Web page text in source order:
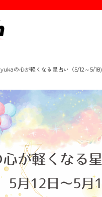
yukaの心が軽くなる星占い（5/12～5/18)